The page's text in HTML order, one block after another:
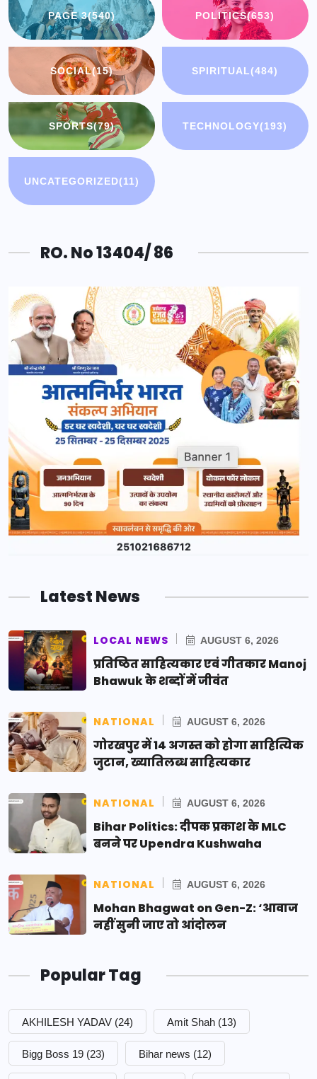
PAGE 3(540) POLITICS(653)
SOCIAL(15) SPIRITUAL(484)
SPORTS(79) TECHNOLOGY(193)
UNCATEGORIZED(11)
RO. No 13404/ 86
Latest News
LOCAL NEWS AUGUST 6, 2026
प्रतिष्ठित साहित्यकार एवं गीतकार Manoj
Bhawuk के शब्दों में जीवंत
NATIONAL AUGUST 6, 2026
गोरखपुर में 14 अगस्त को होगा साहित्यिक
जुटान, ख्यातिलब्ध साहित्यकार
NATIONAL AUGUST 6, 2026
Bihar Politics: दीपक प्रकाश के MLC
बनने पर Upendra Kushwaha
NATIONAL AUGUST 6, 2026
Mohan Bhagwat on Gen-Z: ‘आवाज
नहीं सुनी जाए तो आंदोलन
Popular Tag
AKHILESH YADAV (24) Amit Shah (13)
Bigg Boss 19 (23) Bihar news (12)